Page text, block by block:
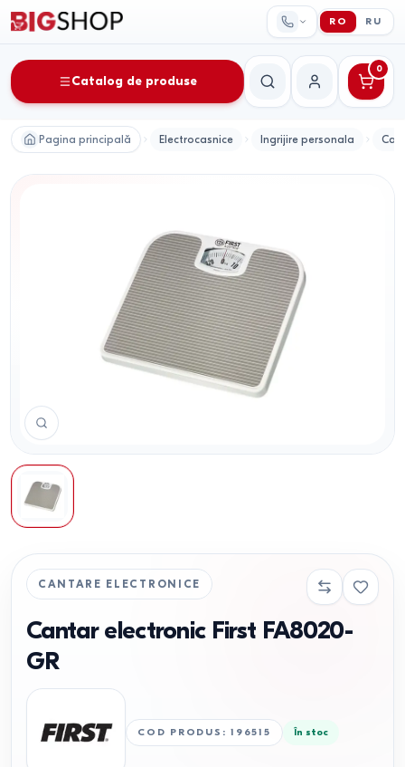
RO RU
Catalog de produse
CăutareContul meu
0
Pagina principală Electrocasnice Ingrijire personala
CANTARE ELECTRONICE
Cantar electronic First FA8020-
GR
COD PRODUS :196515 În stoc